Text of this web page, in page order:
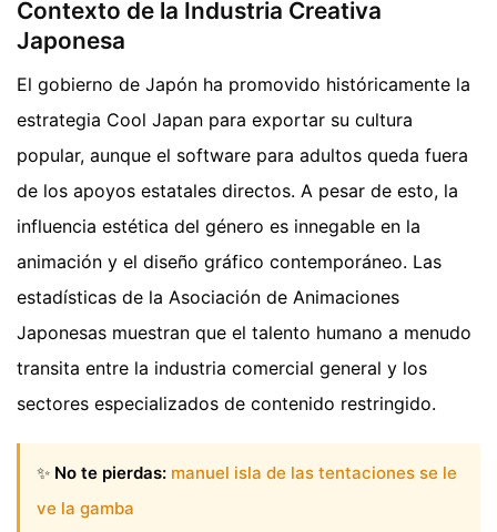
Contexto de la Industria Creativa
Japonesa
El gobierno de Japón ha promovido históricamente la
estrategia Cool Japan para exportar su cultura
popular, aunque el software para adultos queda fuera
de los apoyos estatales directos. A pesar de esto, la
influencia estética del género es innegable en la
animación y el diseño gráfico contemporáneo. Las
estadísticas de la Asociación de Animaciones
Japonesas muestran que el talento humano a menudo
transita entre la industria comercial general y los
sectores especializados de contenido restringido.
✨ No te pierdas: manuel isla de las tentaciones se le
ve la gamba